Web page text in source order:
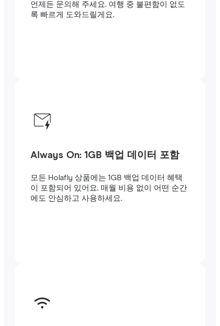
언제든 문의해 주세요. 여행 중 불편함이 없도
록 빠르게 도와드릴게요.
Always On: 1GB 백업 데이터 포함
모든 Holafly 상품에는 1GB 백업 데이터 혜택
이 포함되어 있어요. 매월 비용 없이 어떤 순간
에도 안심하고 사용하세요.